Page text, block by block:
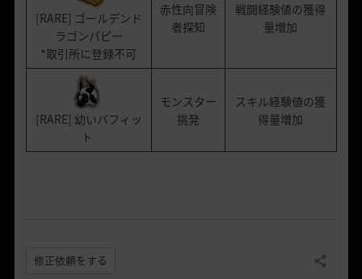
[RARE] ゴールデンド
ラゴンパピー
*取引所に登録不可
赤性向冒険
者探知
戦闘経験値の獲得
量増加
[RARE] 幼いバフィッ
ト
モンスター
挑発
スキル経験値の獲
得量増加
修正依頼をする 共有する